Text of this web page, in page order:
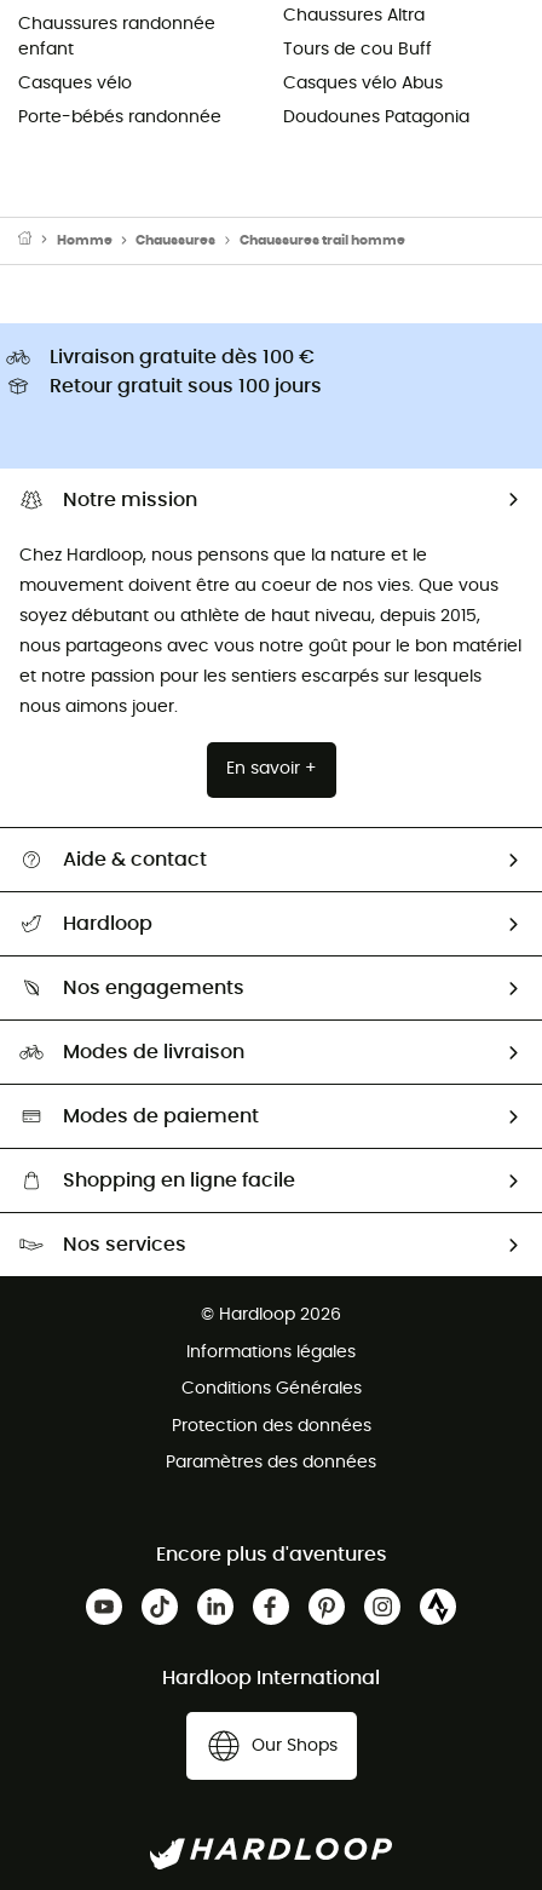
Chaussures randonnée
enfant
Casques vélo
Porte-bébés randonnée
Chaussures Altra
Tours de cou Buff
Casques vélo Abus
Doudounes Patagonia
Homme Chaussures Chaussures trail homme
Livraison gratuite dès 100 €
Retour gratuit sous 100 jours
Notre mission
Chez Hardloop, nous pensons que la nature et le
mouvement doivent être au coeur de nos vies. Que vous
soyez débutant ou athlète de haut niveau, depuis 2015,
nous partageons avec vous notre goût pour le bon matériel
et notre passion pour les sentiers escarpés sur lesquels
nous aimons jouer.
En savoir +
Aide & contact
Retour & remboursement
Guide des tailles
Seconde Main
Aide & Contact
Hardloop
HardGuides
Nos engagements
Sélection éco-responsable
Modes de livraison
Modes de paiement
Shopping en ligne facile
Nos services
© Hardloop 2026
Informations légales
Conditions Générales
Protection des données
Paramètres des données
Encore plus d'aventures
Hardloop International
Our Shops